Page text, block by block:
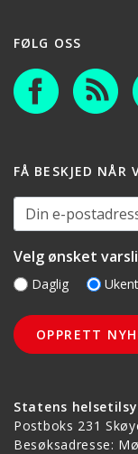
Statens
Postboks 231
Besøksadresse:
FØLG OSS
FÅ BESKJED NÅR
Din e-postadresse:
Velg ønsket
Daglig